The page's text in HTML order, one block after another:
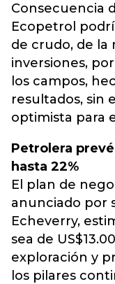
Consecuencia
Ecopetrol
de crudo, de la
inversiones,
los campos,
resultados, sin
optimista para
Petrolera
hasta 22%
El plan de
anunciado por
Echeverry,
sea de
exploración y
los pilares